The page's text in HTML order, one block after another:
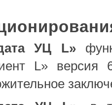
УЦ L»
L» версия